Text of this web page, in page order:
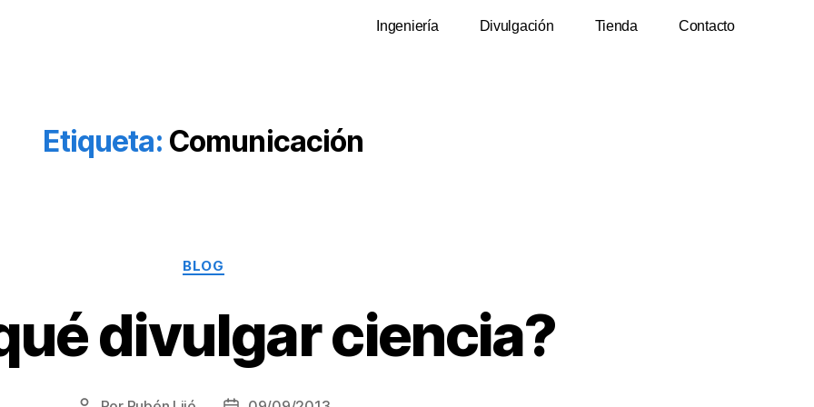
Ingeniería Divulgación Tienda Contacto
Etiqueta: Comunicación
BLOG
divulgar ciencia?